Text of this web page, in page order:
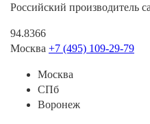
Российский производитель
94.8366
Москва +7 (495) 109-29-79
Москва
СПб
Воронеж